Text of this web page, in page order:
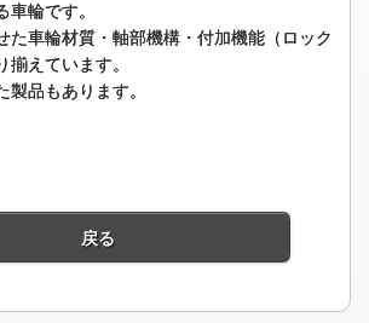
輪です。
た車輪材質・軸部機構・付加機能（ロック
えています。
品もあります。
戻る